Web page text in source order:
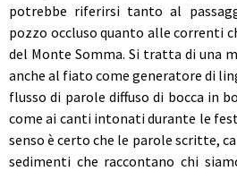
potrebbe riferirsi tanto al
pozzo occluso quanto alle correnti
del Monte Somma. Si tratta di una
anche al fiato come generatore di
flusso di parole diffuso di bocca in
come ai canti intonati durante le
senso è certo che le parole scritte,
sedimenti che raccontano chi